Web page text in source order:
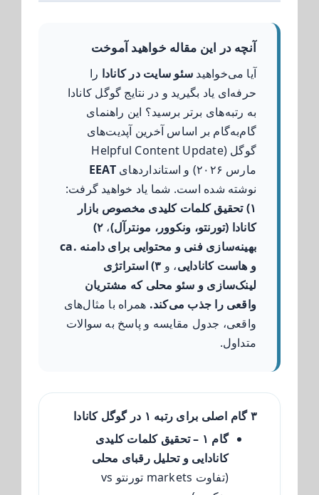
آنچه در این مقاله خواهید آموخت
آیا می‌خواهید سئو سایت در کانادا را
حرفه‌ای یاد بگیرید و در نتایج گوگل کانادا
به رتبه‌های برتر برسید؟ این راهنمای
گام‌به‌گام بر اساس آخرین آپدیت‌های
گوگل (Helpful Content Update
مارس ۲۰۲۶) و استانداردهای
EEAT
نوشته شده است. شما یاد خواهید گرفت:
۱) تحقیق کلمات کلیدی مخصوص بازار
کانادا (تورنتو، ونکوور، مونترآل)،
۲)
بهینه‌سازی فنی و محتوایی برای دامنه .ca
و هاست کانادایی، و
۳) استراتژی
لینک‌سازی و سئو محلی که مشتریان
واقعی را جذب می‌کند. همراه با مثال‌های
واقعی، جدول مقایسه و پاسخ به سوالات
متداول.
۳ گام اصلی برای رتبه ۱ در گوگل کانادا
گام ۱ – تحقیق کلمات کلیدی
کانادایی و تحلیل رقبای محلی
(تفاوت markets تورنتو vs